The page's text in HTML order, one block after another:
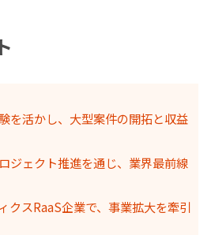
を活かし、大型案件の開拓と収益
ジェクト推進を通じ、業界最前線
クスRaaS企業で、事業拡大を牽引